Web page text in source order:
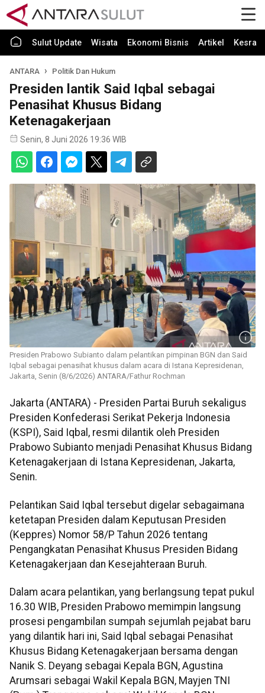
Sulut Update Wisata Ekonomi Bisnis Artikel Kesra
ANTARA Politik Dan Hukum
Presiden lantik Said Iqbal sebagai
Penasihat Khusus Bidang
Ketenagakerjaan
Senin, 8 Juni 2026 19:36 WIB
Presiden Prabowo Subianto dalam pelantikan pimpinan BGN dan Said
Iqbal sebagai penasihat khusus dalam acara di Istana Kepresidenan,
Jakarta, Senin (8/6/2026) ANTARA/Fathur Rochman
Jakarta (ANTARA) - Presiden Partai Buruh sekaligus
Presiden Konfederasi Serikat Pekerja Indonesia
(KSPI), Said Iqbal, resmi dilantik oleh Presiden
Prabowo Subianto menjadi Penasihat Khusus Bidang
Ketenagakerjaan di Istana Kepresidenan, Jakarta,
Senin.
Pelantikan Said Iqbal tersebut digelar sebagaimana
ketetapan Presiden dalam Keputusan Presiden
(Keppres) Nomor 58/P Tahun 2026 tentang
Pengangkatan Penasihat Khusus Presiden Bidang
Ketenagakerjaan dan Kesejahteraan Buruh.
Dalam acara pelantikan, yang berlangsung tepat pukul
16.30 WIB, Presiden Prabowo memimpin langsung
prosesi pengambilan sumpah sejumlah pejabat baru
yang dilantik hari ini, Said Iqbal sebagai Penasihat
Khusus Bidang Ketenagakerjaan bersama dengan
Nanik S. Deyang sebagai Kepala BGN, Agustina
Arumsari sebagai Wakil Kepala BGN, Mayjen TNI